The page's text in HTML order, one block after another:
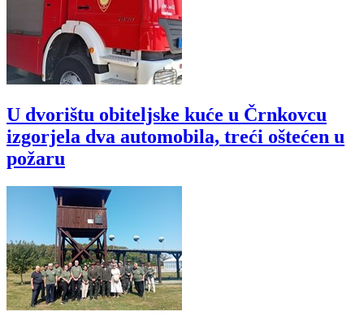
U dvorištu obiteljske kuće u Črnkovcu
izgorjela dva automobila, treći oštećen u
požaru